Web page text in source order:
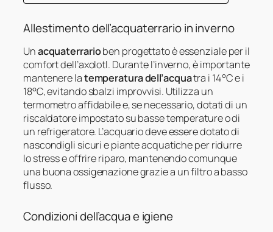
Allestimento dell’acquaterrario in inverno
Unacquaterrarioben progettato è essenziale per il
comfort dell’axolotl. Durante l’inverno, è importante
mantenere latemperatura dell’acquatra i 14°C e i
18°C, evitando sbalzi improvvisi. Utilizza un
termometro affidabile e, se necessario, dotati di un
riscaldatore impostato su basse temperature o di
un refrigeratore. L’acquario deve essere dotato di
nascondigli sicuri e piante acquatiche per ridurre
lo stress e offrire riparo, mantenendo comunque
una buona ossigenazione grazie a un filtro a basso
flusso.
Condizioni dell’acqua e igiene